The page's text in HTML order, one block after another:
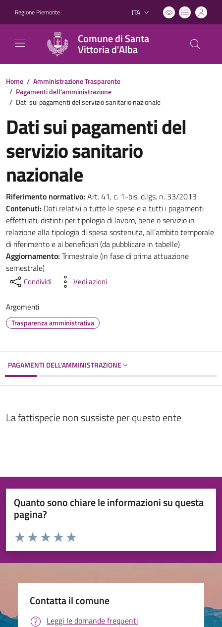
Regione Piemonte Lingua attiva:
ITA
Comune di Santa
Vittoria d'Alba
Home / Amministrazione Trasparente
/ Pagamenti dell'amministrazione
/ Dati sui pagamenti del servizio sanitario nazionale
Dati sui pagamenti del
servizio sanitario
nazionale
Riferimento normativo: Art. 41, c. 1-bis, d.lgs. n. 33/2013
Contenuti: Dati relativi a tutte le spese e a tutti i pagamenti
effettuati, distinti per tipologia di lavoro, bene o servizio in
relazione alla tipologia di spesa sostenuta, all’ambito temporale
di riferimento e ai beneficiari (da pubblicare in tabelle)
Aggiornamento: Trimestrale (in fase di prima attuazione
semestrale)
Condividi Vedi azioni
Argomenti
Trasparenza amministrativa
PAGAMENTI DELL'AMMINISTRAZIONE
La fattispecie non sussiste per questo ente
Quanto sono chiare le informazioni su questa
pagina?
Valuta da 1 a 5 stelle la pagina
Valuta 5 stelle su 5
Valuta 4 stelle su 5
Valuta 3 stelle su 5
Valuta 2 stelle su 5
Valuta 1 stelle su 5
Contatta il comune
Leggi le domande frequenti